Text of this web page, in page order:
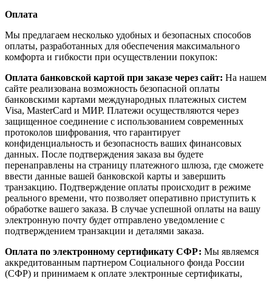
Оплата
Мы предлагаем несколько удобных и безопасных способов
оплаты, разработанных для обеспечения максимального
комфорта и гибкости при осуществлении покупок:
Оплата банковской картой при заказе через сайт: На нашем
сайте реализована возможность безопасной оплаты
банковскими картами международных платежных систем
Visa, MasterCard и МИР. Платежи осуществляются через
защищенное соединение с использованием современных
протоколов шифрования, что гарантирует
конфиденциальность и безопасность ваших финансовых
данных. После подтверждения заказа вы будете
перенаправлены на страницу платежного шлюза, где сможете
ввести данные вашей банковской карты и завершить
транзакцию. Подтверждение оплаты происходит в режиме
реального времени, что позволяет оперативно приступить к
обработке вашего заказа. В случае успешной оплаты на вашу
электронную почту будет отправлено уведомление с
подтверждением транзакции и деталями заказа.
Оплата по электронному сертификату СФР: Мы являемся
аккредитованным партнером Социального фонда России
(СФР) и принимаем к оплате электронные сертификаты,